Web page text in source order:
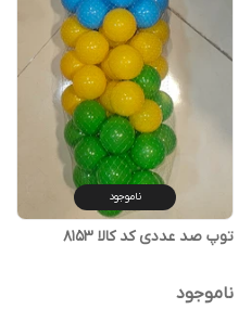
ناموجود
توپ صد عددی کد کالا ۸۱۵۳
ناموجود